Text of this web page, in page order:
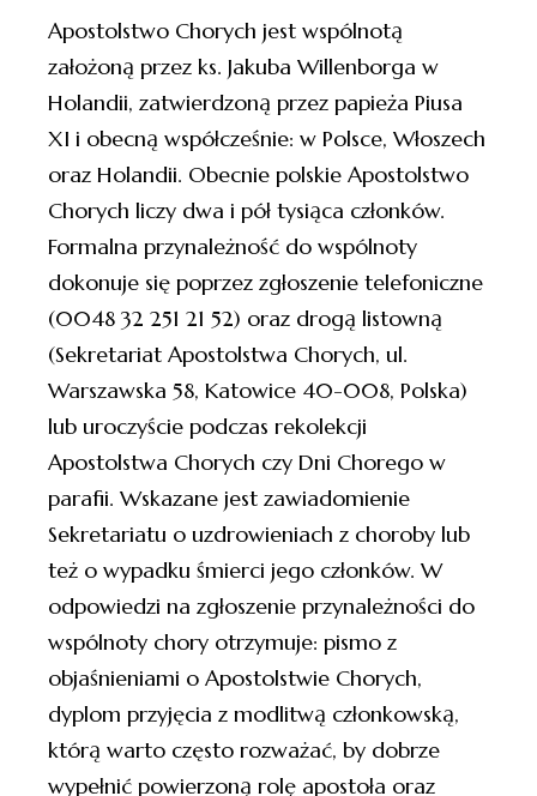
Apostolstwo Chorych jest wspólnotą
założoną przez ks. Jakuba Willenborga w
Holandii, zatwierdzoną przez papieża Piusa
XI i obecną współcześnie: w Polsce, Włoszech
oraz Holandii. Obecnie polskie Apostolstwo
Chorych liczy dwa i pół tysiąca członków.
Formalna przynależność do wspólnoty
dokonuje się poprzez zgłoszenie telefoniczne
(0048 32 251 21 52) oraz drogą listowną
(Sekretariat Apostolstwa Chorych, ul.
Warszawska 58, Katowice 40-008, Polska)
lub uroczyście podczas rekolekcji
Apostolstwa Chorych czy Dni Chorego w
parafii. Wskazane jest zawiadomienie
Sekretariatu o uzdrowieniach z choroby lub
też o wypadku śmierci jego członków. W
odpowiedzi na zgłoszenie przynależności do
wspólnoty chory otrzymuje: pismo z
objaśnieniami o Apostolstwie Chorych,
dyplom przyjęcia z modlitwą członkowską,
którą warto często rozważać, by dobrze
wypełnić powierzoną rolę apostoła oraz